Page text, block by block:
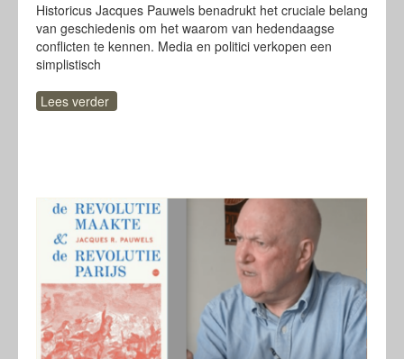
Historicus Jacques Pauwels benadrukt het cruciale belang
van geschiedenis om het waarom van hedendaagse
conflicten te kennen. Media en politici verkopen een
simplistisch
Lees verder